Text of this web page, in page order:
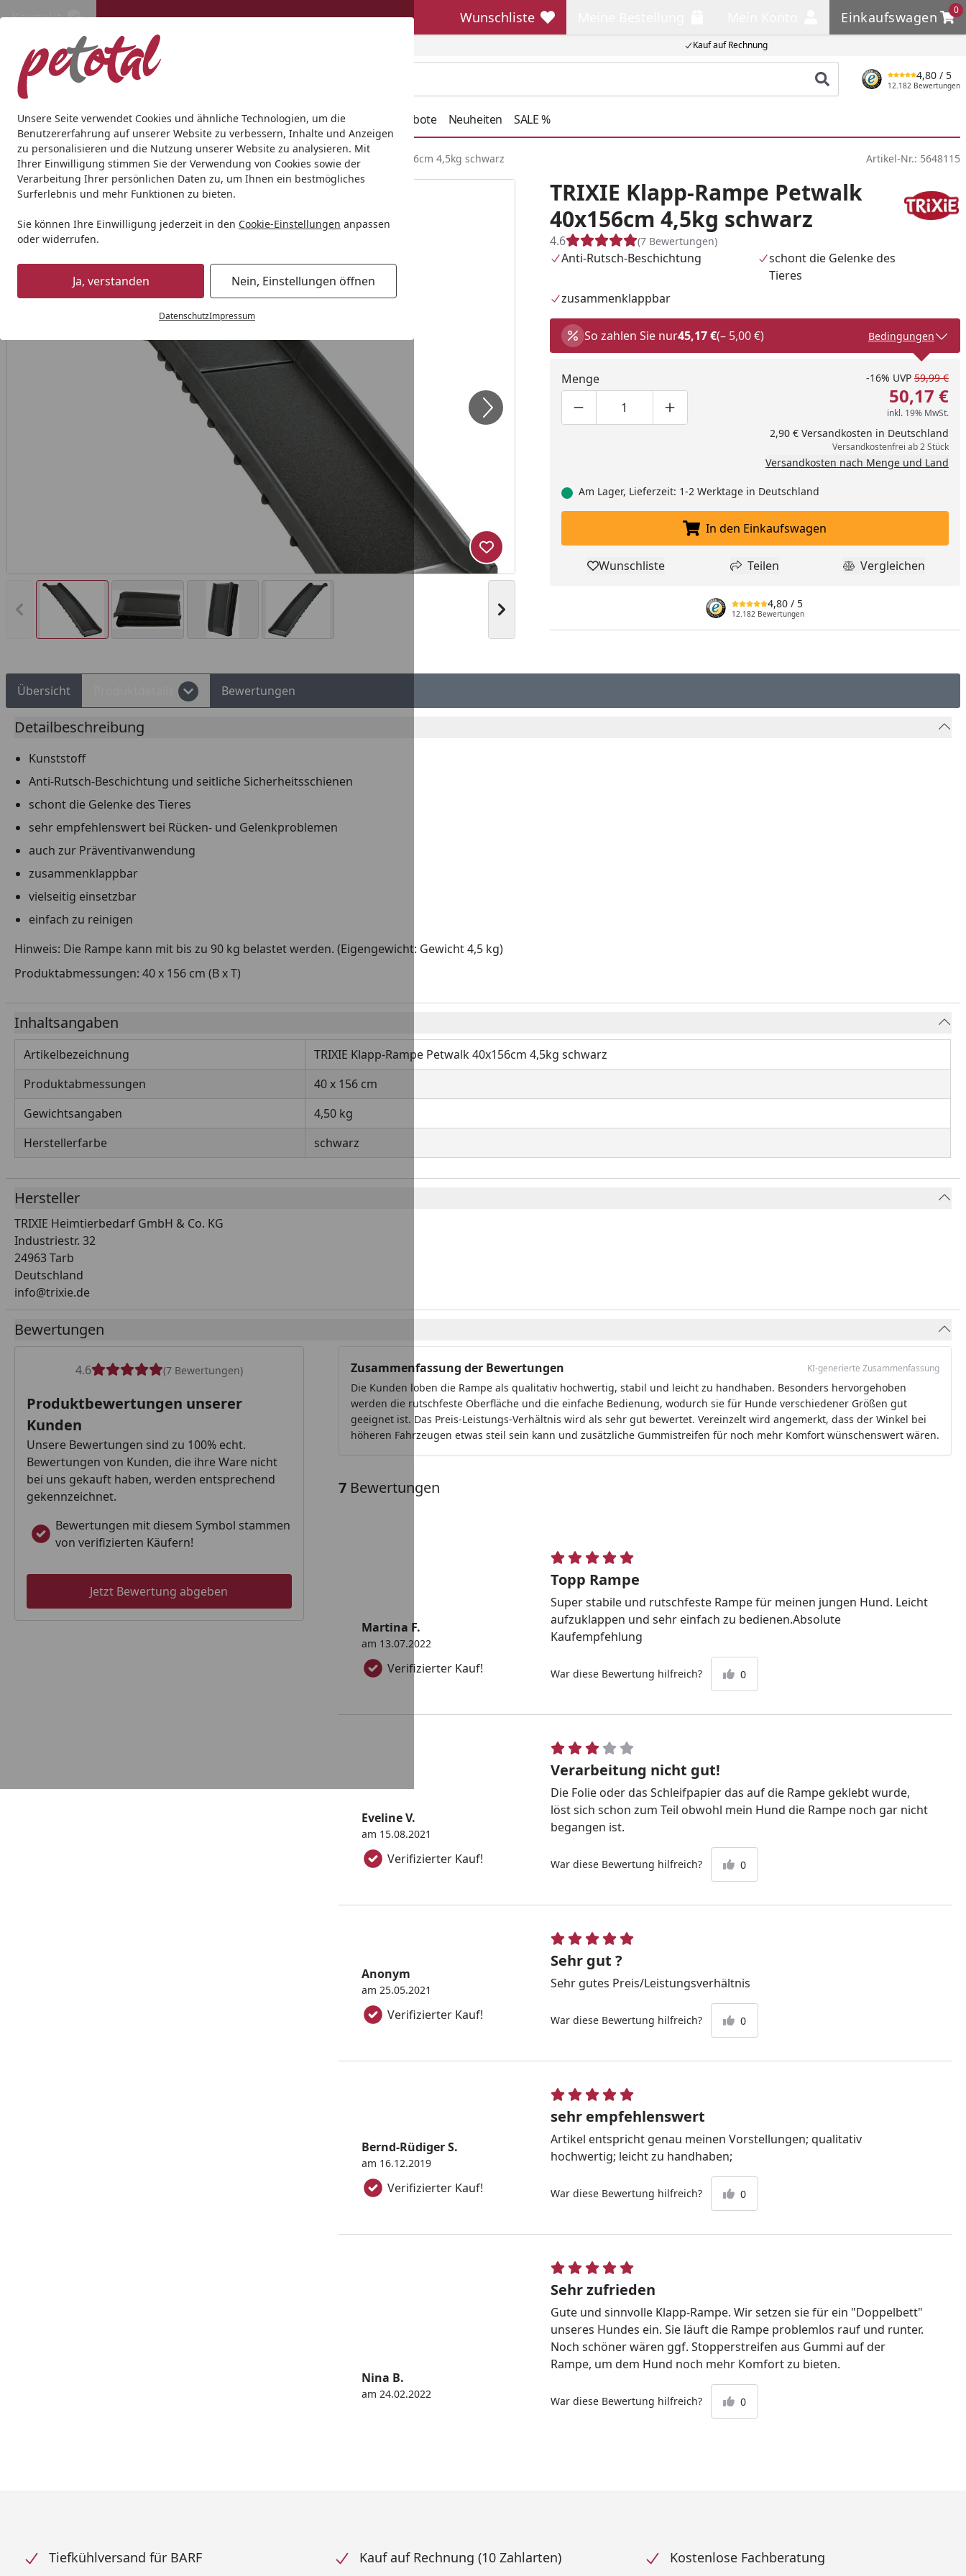
Unsere Seite verwendet Cookies und ähnliche Technologien, um die
Benutzererfahrung auf unserer Website zu verbessern, Inhalte und Anzeigen
zu personalisieren und die Nutzung unserer Website zu analysieren. Mit
Ihrer Einwilligung stimmen Sie der Verwendung von Cookies sowie der
Verarbeitung Ihrer persönlichen Daten zu, um Ihnen ein bestmögliches
Surferlebnis und mehr Funktionen zu bieten.
Sie können Ihre Einwilligung jederzeit in den Cookie-Einstellungen anpassen
oder widerrufen.
Ja, verstanden Nein, Einstellungen öffnen
DatenschutzImpressum
Kauf auf Rechnung
Kontakt Wunschliste
Wunschliste Einkaufswagen
0
Einkaufswagen
Produkt suchen
4,80 / 5
12.182 Bewertungen
Hund Katze Aquaristik Teich Andere Tierarten Geschenkideen Angebote Neuheiten SALE %
Startseite
Hund Transport & Reise Autozubehör TRIXIE Klapp-Rampe Petwalk 40x156cm 4,5kg schwarz Artikel-Nr.: 5648115
Vorheriges Bild anzeigen Nächstes Bild anzeigen
Produkt zur Wunschliste hinzufügen
TRIXIE Klapp-Rampe Petwalk
40x156cm 4,5kg schwarz
4.6 (7 Bewertungen)
Anti-Rutsch-Beschichtung
schont die Gelenke des
Tieres
zusammenklappbar
So zahlen Sie nur45,17 €(– 5,00 €) Bedingungen
Menge
Produktmenge um eins verringern
Produktmenge manuell eingeben
Produktmenge um eins erhöhen
-16% UVP 59,99 €
50,17 €
inkl. 19% MwSt.
2,90 € Versandkosten in Deutschland
Versandkostenfrei ab 2 Stück
Versandkosten nach Menge und Land
Am Lager, Lieferzeit: 1-2 Werktage in Deutschland
In den Einkaufswagen legen
In den Einkaufswagen
Produkt zur Wunschliste hinzufügen
Wunschliste Teilen
Teilen Produkt
Vergleichen
4,80 / 5
12.182 Bewertungen
Übersicht Bewertungen
Detailbeschreibung
Kunststoff
Anti-Rutsch-Beschichtung und seitliche Sicherheitsschienen
schont die Gelenke des Tieres
sehr empfehlenswert bei Rücken- und Gelenkproblemen
auch zur Präventivanwendung
zusammenklappbar
vielseitig einsetzbar
einfach zu reinigen
Hinweis: Die Rampe kann mit bis zu 90 kg belastet werden. (Eigengewicht: Gewicht 4,5 kg)
Produktabmessungen: 40 x 156 cm (B x T)
Inhaltsangaben
Artikelbezeichnung
TRIXIE Klapp-Rampe Petwalk 40x156cm 4,5kg schwarz
Produktabmessungen
40 x 156 cm
Gewichtsangaben
4,50 kg
Herstellerfarbe
schwarz
Hersteller
TRIXIE Heimtierbedarf GmbH & Co. KG
Industriestr. 32
24963 Tarb
Deutschland
info@trixie.de
Bewertungen
4.6 (7 Bewertungen)
Produktbewertungen unserer
Kunden
Unsere Bewertungen sind zu 100% echt.
Bewertungen von Kunden, die ihre Ware nicht
bei uns gekauft haben, werden entsprechend
gekennzeichnet.
Bewertungen mit diesem Symbol stammen
von verifizierten Käufern!
Jetzt Bewertung abgeben
Zusammenfassung der Bewertungen KI-generierte Zusammenfassung
Die Kunden loben die Rampe als qualitativ hochwertig, stabil und leicht zu handhaben. Besonders hervorgehoben
werden die rutschfeste Oberfläche und die einfache Bedienung, wodurch sie für Hunde verschiedener Größen gut
geeignet ist. Das Preis-Leistungs-Verhältnis wird als sehr gut bewertet. Vereinzelt wird angemerkt, dass der Winkel bei
höheren Fahrzeugen etwas steil sein kann und zusätzliche Gummistreifen für noch mehr Komfort wünschenswert wären.
7Bewertungen
Verifizierter Kauf!
Martina F.
am 13.07.2022
Topp Rampe
Super stabile und rutschfeste Rampe für meinen jungen Hund. Leicht
aufzuklappen und sehr einfach zu bedienen.Absolute
Kaufempfehlung
War diese Bewertung hilfreich? 0
Verifizierter Kauf!
Eveline V.
am 15.08.2021
Verarbeitung nicht gut!
Die Folie oder das Schleifpapier das auf die Rampe geklebt wurde,
löst sich schon zum Teil obwohl mein Hund die Rampe noch gar nicht
begangen ist.
War diese Bewertung hilfreich? 0
Verifizierter Kauf!
Anonym
am 25.05.2021
Sehr gut ?
Sehr gutes Preis/Leistungsverhältnis
War diese Bewertung hilfreich? 0
Verifizierter Kauf!
Bernd-Rüdiger S.
am 16.12.2019
sehr empfehlenswert
Artikel entspricht genau meinen Vorstellungen; qualitativ
hochwertig; leicht zu handhaben;
War diese Bewertung hilfreich? 0
Nina B.
am 24.02.2022
Sehr zufrieden
Gute und sinnvolle Klapp-Rampe. Wir setzen sie für ein "Doppelbett"
unseres Hundes ein. Sie läuft die Rampe problemlos rauf und runter.
Noch schöner wären ggf. Stopperstreifen aus Gummi auf der
Rampe, um dem Hund noch mehr Komfort zu bieten.
War diese Bewertung hilfreich? 0
Tiefkühlversand für BARF Kauf auf Rechnung (10 Zahlarten) Kostenlose Fachberatung